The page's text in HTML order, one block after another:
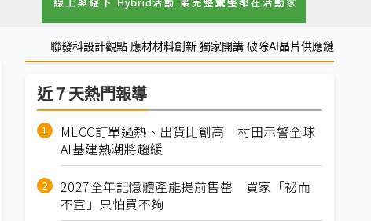
聯發科設計觀點 應材材料創新 獨家開講 破除AI晶片供應鏈
近７天熱門報導
MLCC訂單過熱、出貨比創高 村田示警全球
AI基建熱潮將趨緩
2027全年記憶體產能提前售罄 買家「祕而
不宣」只怕買不夠